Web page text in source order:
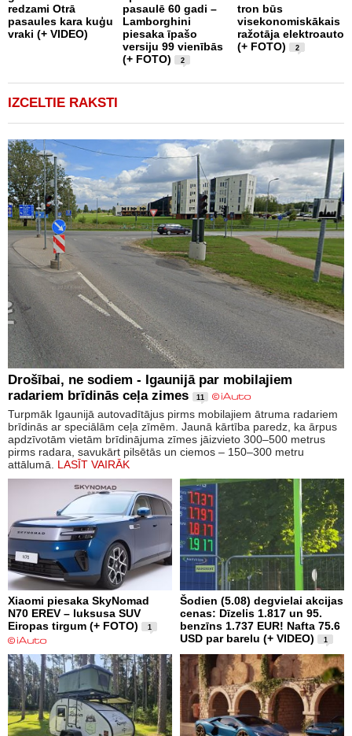
redzami Otrā
pasaules kara kuģu
vraki (+ VIDEO)
pasaulē 60 gadi –
Lamborghini
piesaka īpašo
versiju 99 vienībās
(+ FOTO)
2
tron būs
visekonomiskākais
ražotāja elektroauto
(+ FOTO)
2
IZCELTIE RAKSTI
Drošībai, ne sodiem - Igaunijā par mobilajiem
radariem brīdinās ceļa zimes
11
Turpmāk Igaunijā autovadītājus pirms mobilajiem ātruma radariem
brīdinās ar speciālām ceļa zīmēm. Jaunā kārtība paredz, ka ārpus
apdzīvotām vietām brīdinājuma zīmes jāizvieto 300–500 metrus
pirms radara, savukārt pilsētās un ciemos – 150–300 metru
attālumā. LASĪT VAIRĀK
Xiaomi piesaka SkyNomad
N70 EREV – luksusa SUV
Eiropas tirgum (+ FOTO)
1
Šodien (5.08) degvielai akcijas
cenas: Dīzelis 1.817 un 95.
benzīns 1.737 EUR! Nafta 75.6
USD par barelu (+ VIDEO)
1